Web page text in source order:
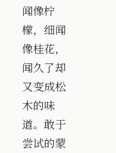
闻像柠
檬，细闻
像桂花，
闻久了却
又变成松
木的味
道。敢于
尝试的蒙